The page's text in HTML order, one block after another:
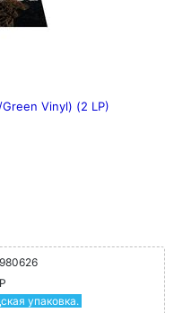
Vinyl) (2 LP)
упаковка.